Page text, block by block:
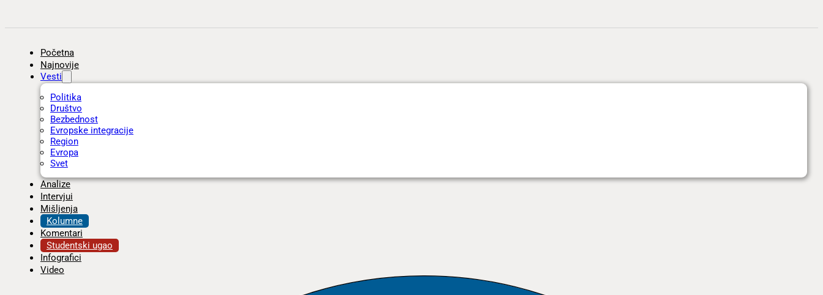
Početna
Najnovije
Vesti
Politika
Društvo
Bezbednost
Evropske integracije
Region
Evropa
Svet
Analize
Intervjui
Mišljenja
Kolumne
Komentari
Studentski ugao
Infografici
Video